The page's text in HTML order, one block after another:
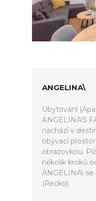
ANGELINA\
Ubytování
ANGELINA'S
nachází v
obývací
obrazovkou.
několik kroků
ANGELINA\
(Řecko).